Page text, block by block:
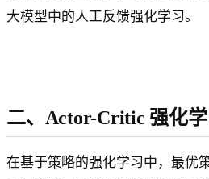
大模型中的人工反馈强化学习。
二、Actor-Critic 强化
在基于策略的强化学习中，最优